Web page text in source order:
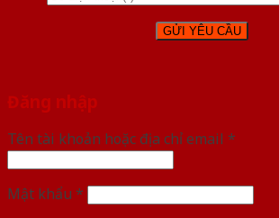
Đăng nhập
Tên tài khoản hoặc địa chỉ email *
Mật khẩu *